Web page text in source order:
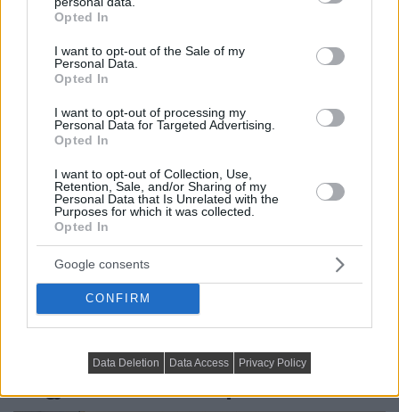
grant or deny consent to Google and its third-party tags to
use your data for below specified purposes in below Google
consent section.
Opted In
I want to opt-out of the Sale of my
Personal Data.
Opted In
I want to opt-out of processing my
Personal Data for Targeted Advertising.
Opted In
I want to opt-out of Collection, Use,
Retention, Sale, and/or Sharing of my
Personal Data that Is Unrelated with the
Purposes for which it was collected.
Opted In
Google consents
CONFIRM
Data Deletion Data Access Privacy Policy
Összegyűjtöttünk 6 konyhabútor szín ötletet, melyek
különösen aktuálisak a 2022-es évben. A színek
kulcsfontosságúak a lakberendezésben,...
VILÁGÍTÁS, LÁMPA, VILÁGÍTÁSTECHNIKA
Íme a 12 legnépszerűbb egyedi